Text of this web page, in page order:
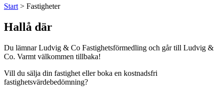
Start > Fastigheter
Hallå där
Du lämnar Ludvig & Co Fastighetsförmedling och går till Ludvig &
Co. Varmt välkommen tillbaka!
Vill du sälja din fastighet eller boka en kostnadsfri
fastighetsvärdebedömning?